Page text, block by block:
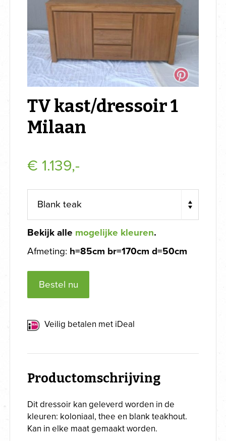
TV kast/dressoir 1
Milaan
€ 1.139,-
Bekijk alle mogelijke kleuren.
Afmeting: h=85cm br=170cm d=50cm
Bestel nu
Veilig betalen met iDeal
Productomschrijving
Dit dressoir kan geleverd worden in de
kleuren: koloniaal, thee en blank teakhout.
Kan in elke maat gemaakt worden.